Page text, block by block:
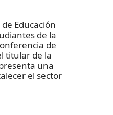
Educación
de la
de
titular de la
una
el sector